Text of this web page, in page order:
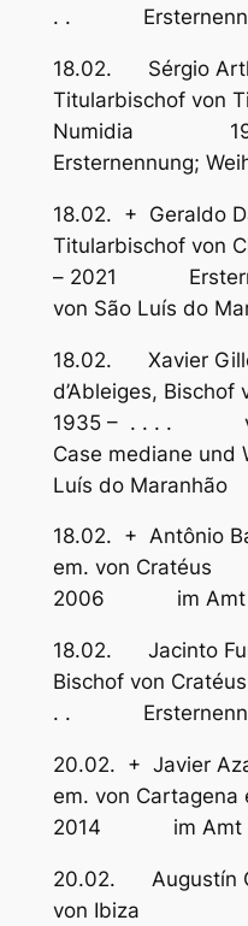
. .
18.02. Sérgio
Titularbischof von
Numidia
Ersternennung;
18.02. + Geraldo
Titularbischof
– 2021
von São Luís do
18.02. Xavier
d’Ableiges,
1935 – . . . .
Case mediane und
Luís do Maranhão
18.02. + Antônio
em. von
2006 im Amt
18.02. Jacinto
Bischof von
. .
20.02. + Javier
em. von
2014 im Amt
20.02. Augustín
von